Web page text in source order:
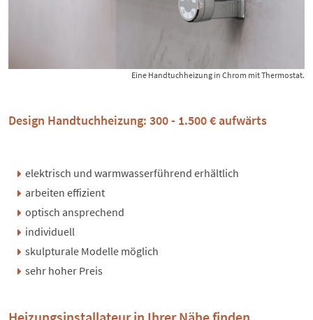
Eine Handtuchheizung in Chrom mit Thermostat.
Design Handtuchheizung: 300 - 1.500 € aufwärts
elektrisch und warmwasserführend erhältlich
arbeiten effizient
optisch ansprechend
individuell
skulpturale Modelle möglich
sehr hoher Preis